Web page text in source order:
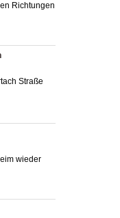
Richtungen
Straße
wieder